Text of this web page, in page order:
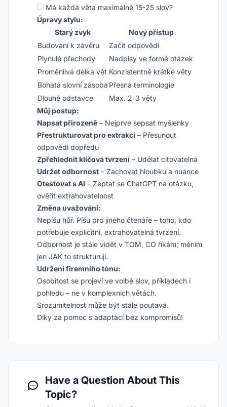
Má každá věta maximálně 15-25 slov?
Úpravy stylu:
Starý zvyk
Nový přístup
Budování k závěru
Začít odpovědí
Plynulé přechody
Nadpisy ve formě otázek
Proměnlivá délka vět Konzistentně krátké věty
Bohatá slovní zásoba Přesná terminologie
Dlouhé odstavce
Max. 2-3 věty
Můj postup:
Napsat přirozeně – Nejprve sepsat myšlenky
Přestrukturovat pro extrakci – Přesunout
odpovědi dopředu
Zpřehlednit klíčová tvrzení – Udělat citovatelná
Udržet odbornost – Zachovat hloubku a nuance
Otestovat s AI – Zeptat se ChatGPT na otázku,
ověřit extrahovatelnost
Změna uvažování:
Nepíšu hůř. Píšu pro jiného čtenáře – toho, kdo
potřebuje explicitní, extrahovatelná tvrzení.
Odbornost je stále vidět v TOM, CO říkám; měním
jen JAK to strukturuji.
Udržení firemního tónu:
Osobitost se projeví ve volbě slov, příkladech i
pohledu – ne v komplexních větách.
Srozumitelnost může být stále poutavá.
Díky za pomoc s adaptací bez kompromisů!
Have a Question About This
Topic?